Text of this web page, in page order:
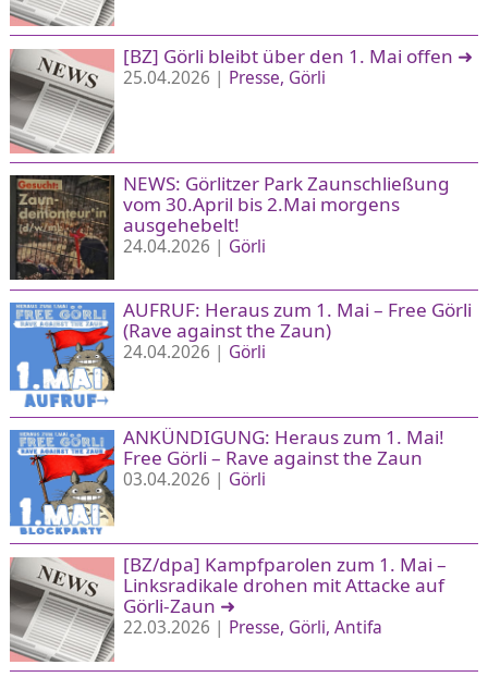
[BZ] Görli bleibt über den 1. Mai offen ➜
25.04.2026 | Presse Görli
NEWS: Görlitzer Park Zaunschließung
vom 30.April bis 2.Mai morgens
ausgehebelt!
24.04.2026 | Görli
AUFRUF: Heraus zum 1. Mai – Free Görli
(Rave against the Zaun)
24.04.2026 | Görli
ANKÜNDIGUNG: Heraus zum 1. Mai!
Free Görli – Rave against the Zaun
03.04.2026 | Görli
[BZ/dpa] Kampfparolen zum 1. Mai –
Linksradikale drohen mit Attacke auf
Görli-Zaun ➜
22.03.2026 | Presse Görli Antifa